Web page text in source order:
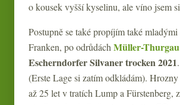
o kousek vyšší kyselinu, ale víno jsem
Postupně se také propíjím také
Franken, po odrůdách Müller-Thurgau
Escherndorfer Silvaner trocken 2021
(Erste Lage si zatím odkládám).
až 25 let v tratích Lump a Fürstenberg,